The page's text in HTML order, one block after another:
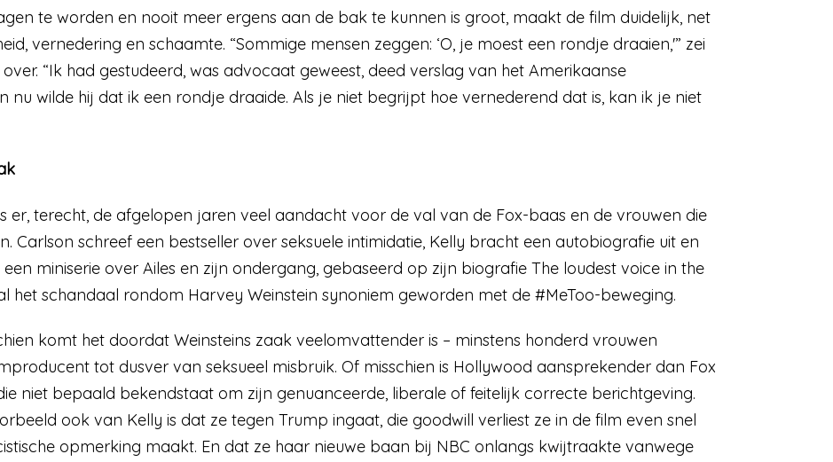
te worden en nooit meer ergens aan de bak te kunnen is groot, maakt de film duidelijk, net
vernedering en schaamte. “Sommige mensen zeggen: ‘O, je moest een rondje draaien,'” zei
“Ik had gestudeerd, was advocaat geweest, deed verslag van het Amerikaanse
nu wilde hij dat ik een rondje draaide. Als je niet begrijpt hoe vernederend dat is, kan ik je niet
er, terecht, de afgelopen jaren veel aandacht voor de val van de Fox-baas en de vrouwen die
Carlson schreef een bestseller over seksuele intimidatie, Kelly bracht een autobiografie uit en
miniserie over Ailes en zijn ondergang, gebaseerd op zijn biografie The loudest voice in the
het schandaal rondom Harvey Weinstein synoniem geworden met de #MeToo-beweging.
komt het doordat Weinsteins zaak veelomvattender is – minstens honderd vrouwen
tot dusver van seksueel misbruik. Of misschien is Hollywood aansprekender dan Fox
niet bepaald bekendstaat om zijn genuanceerde, liberale of feitelijk correcte berichtgeving.
ook van Kelly is dat ze tegen Trump ingaat, die goodwill verliest ze in de film even snel
opmerking maakt. En dat ze haar nieuwe baan bij NBC onlangs kwijtraakte vanwege